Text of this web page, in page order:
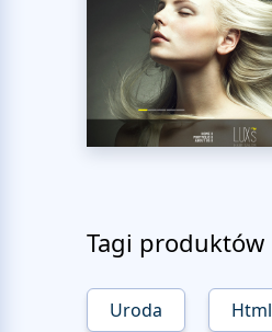
Tagi produktów
Uroda Html